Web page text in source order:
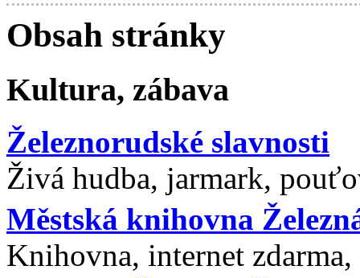
Obsah stránky
Kultura, zábava
Železnorudské slavnosti
Živá hudba, jarmark,
Městská knihovna
Knihovna, internet